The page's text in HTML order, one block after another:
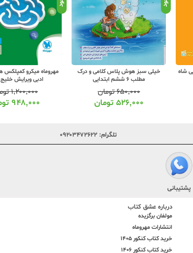
شاه
خیلی سبز هوش پلاس کلامی و درک
مطلب 6 ششم ابتدایی
۶۵۰,۰۰۰تومان
۵۲۶,۰۰۰ تومان
مهروماه میکرو کمپلکس
ادبی ویرایش
۱,۲۰۰,۰۰۰
۹۴۸,۰۰۰
تلگرام: ۰۹۲۰۳۴۷۲۶۲۲
پشتیبانی
درباره عشق کتاب
مولفان برگزیده
انتشارات مهروماه
خرید کتاب کنکور 1405
خرید کتاب کنکور 1406